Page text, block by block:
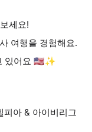
세요!
여행을 경험해요.
있어요 🇺🇸✨
피아 & 아이비리그